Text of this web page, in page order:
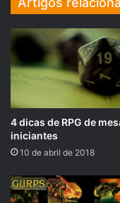
compartilhe esse
inspiram a começar
[wen_cta id=”4465″]
F
a
c
e
b
M
a
st
o
d
E
m
ai
l
4 dicas de RPG de
iniciantes
10 de abril de 2018